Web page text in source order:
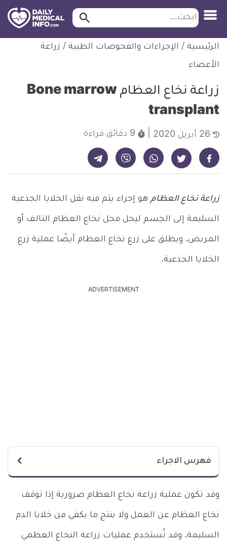
التخطي
للمحتوى
طبية
ابحث ابحث…
الرئيسية / الإجراءات والفحوصات الطبية / زراعة
الأعضاء
زراعة نخاع العظام Bone marrow
transplant
9 دقائق قراءة
شارك على فيسبوك - ديلي ميديكال انفو شارك على تويتر - ديلي ميديكال انفو شارك على واتساب - ديلي ميديكال انفو شارك على فايبر - ديلي ميديكال انفو شارك على تيليجرام - ديلي ميديكال انفو
زراعة نخاع العظام هو إجراء يتم فيه نقل الخلايا الجذعية
السليمة إلى الجسم ليحل محل نخاع العظام التالف أو
المريض. ويطلق على زرع نخاع العظام أيضًا عملية زرع
الخلايا الجذعية.
ADVERTISEMENT
فهرس الاجراء
وقد تكون عملية زراعة نخاع العظام ضرورية إذا توقف
نخاع العظام عن العمل ولا ينتج ما يكفي من خلايا الدم
السليمة. وقد تُستخدم عمليات زراعة النخاع العظمي